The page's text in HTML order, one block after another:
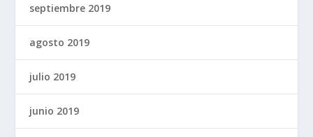
septiembre 2019
agosto 2019
julio 2019
junio 2019